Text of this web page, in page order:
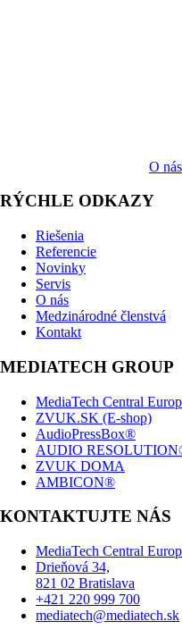
O
RÝCHLE ODKAZY
Riešenia
Referencie
Novinky
Servis
O nás
Medzinárodné členstvá
Kontakt
MEDIATECH GROUP
MediaTech Central
ZVUK.SK (E-shop)
AudioPressBox®
AUDIO
ZVUK DOMA
AMBICON®
KONTAKTUJTE NÁS
MediaTech Central
Drieňová 34,
821 02 Bratislava
+421 220 999 700
mediatech@mediatech.sk